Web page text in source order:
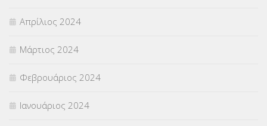
Απρίλιος 2024
Μάρτιος 2024
Φεβρουάριος 2024
Ιανουάριος 2024